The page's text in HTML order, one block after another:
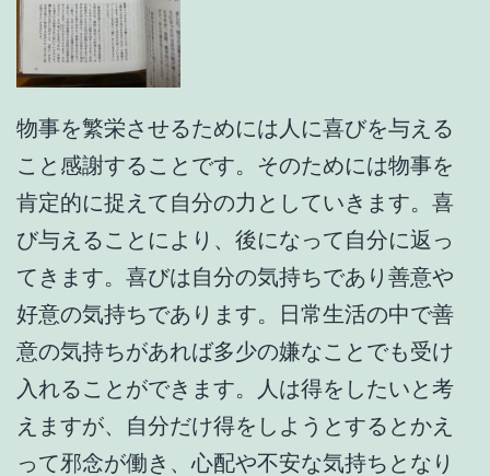
物事を繁栄させるためには人に喜びを与える
こと感謝することです。そのためには物事を
肯定的に捉えて自分の力としていきます。喜
び与えることにより、後になって自分に返っ
てきます。喜びは自分の気持ちであり善意や
好意の気持ちであります。日常生活の中で善
意の気持ちがあれば多少の嫌なことでも受け
入れることができます。人は得をしたいと考
えますが、自分だけ得をしようとするとかえ
って邪念が働き、心配や不安な気持ちとなり